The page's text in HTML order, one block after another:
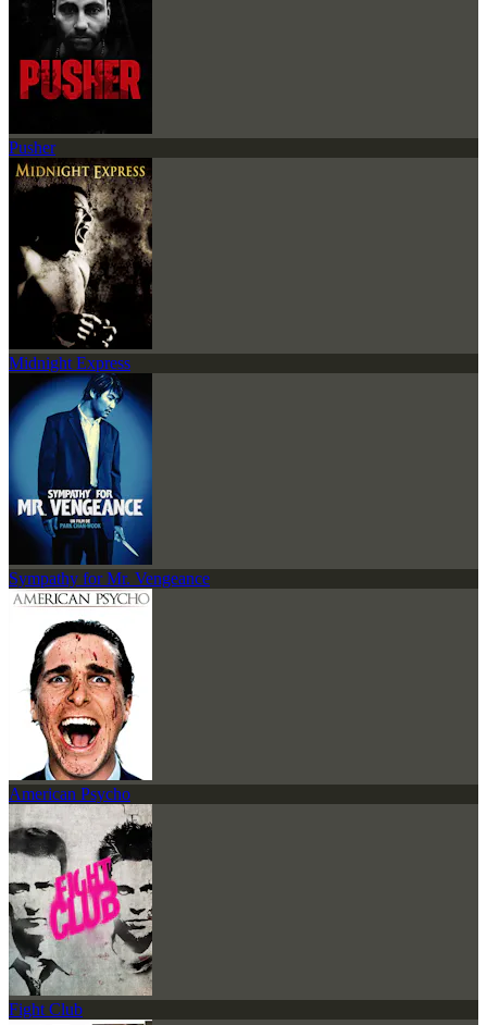
Pusher
Midnight Express
Sympathy for Mr. Vengeance
American Psycho
Fight Club